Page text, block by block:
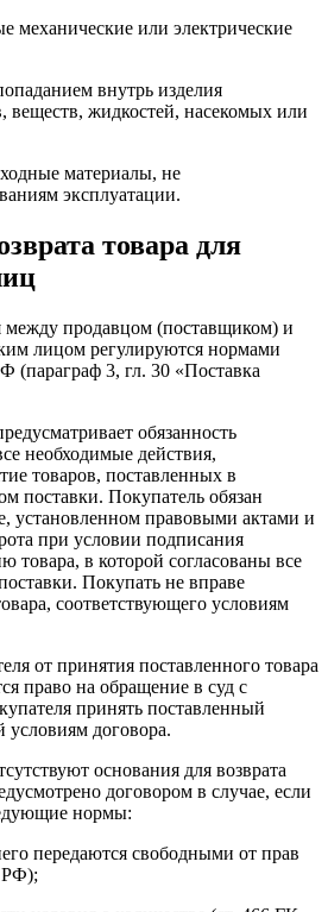
механические или электрические
внутрь изделия
веществ, жидкостей, насекомых или
материалы, не
эксплуатации.
товара для
продавцом (поставщиком) и
лицом регулируются нормами
(параграф 3, гл. 30 «Поставка
обязанность
необходимые действия,
товаров, поставленных в
поставки. Покупатель обязан
установленном правовыми актами и
при условии подписания
товара, в которой согласованы все
Покупать не вправе
соответствующего условиям
от принятия поставленного товара
право на обращение в суд с
принять поставленный
условиям договора.
основания для возврата
договором в случае, если
нормы:
передаются свободными от прав
РФ);